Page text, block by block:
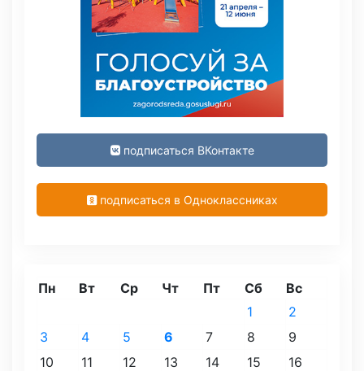
подписаться ВКонтакте
подписаться в Одноклассниках
Пн Вт Ср Чт Пт Сб Вс
1
2
3
4 5 6 7 8
9
10
11 12 13 14 15
16